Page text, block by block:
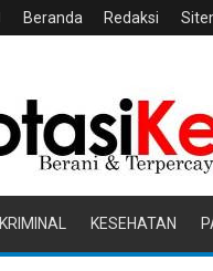
Beranda Redaksi
KRIMINAL KESEHATAN